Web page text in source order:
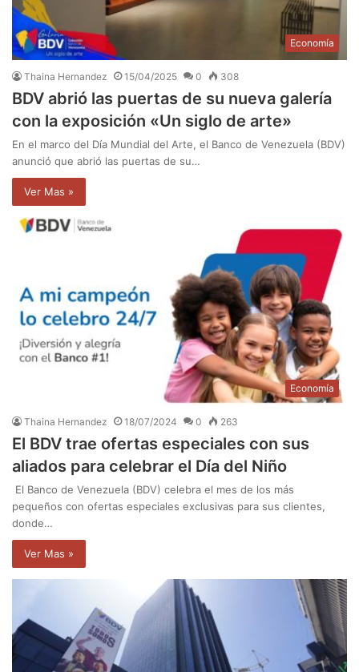
Economía
Thaina Hernandez 15/04/2025 0 308
BDV abrió las puertas de su nueva galería
con la exposición «Un siglo de arte»
En el marco del Día Mundial del Arte, el Banco de Venezuela (BDV)
anunció que abrió las puertas de su…
Ver Mas »
Economía
Thaina Hernandez 18/07/2024 0 263
El BDV trae ofertas especiales con sus
aliados para celebrar el Día del Niño
El Banco de Venezuela (BDV) celebra el mes de los más
pequeños con ofertas especiales exclusivas para sus clientes,
donde…
Ver Mas »